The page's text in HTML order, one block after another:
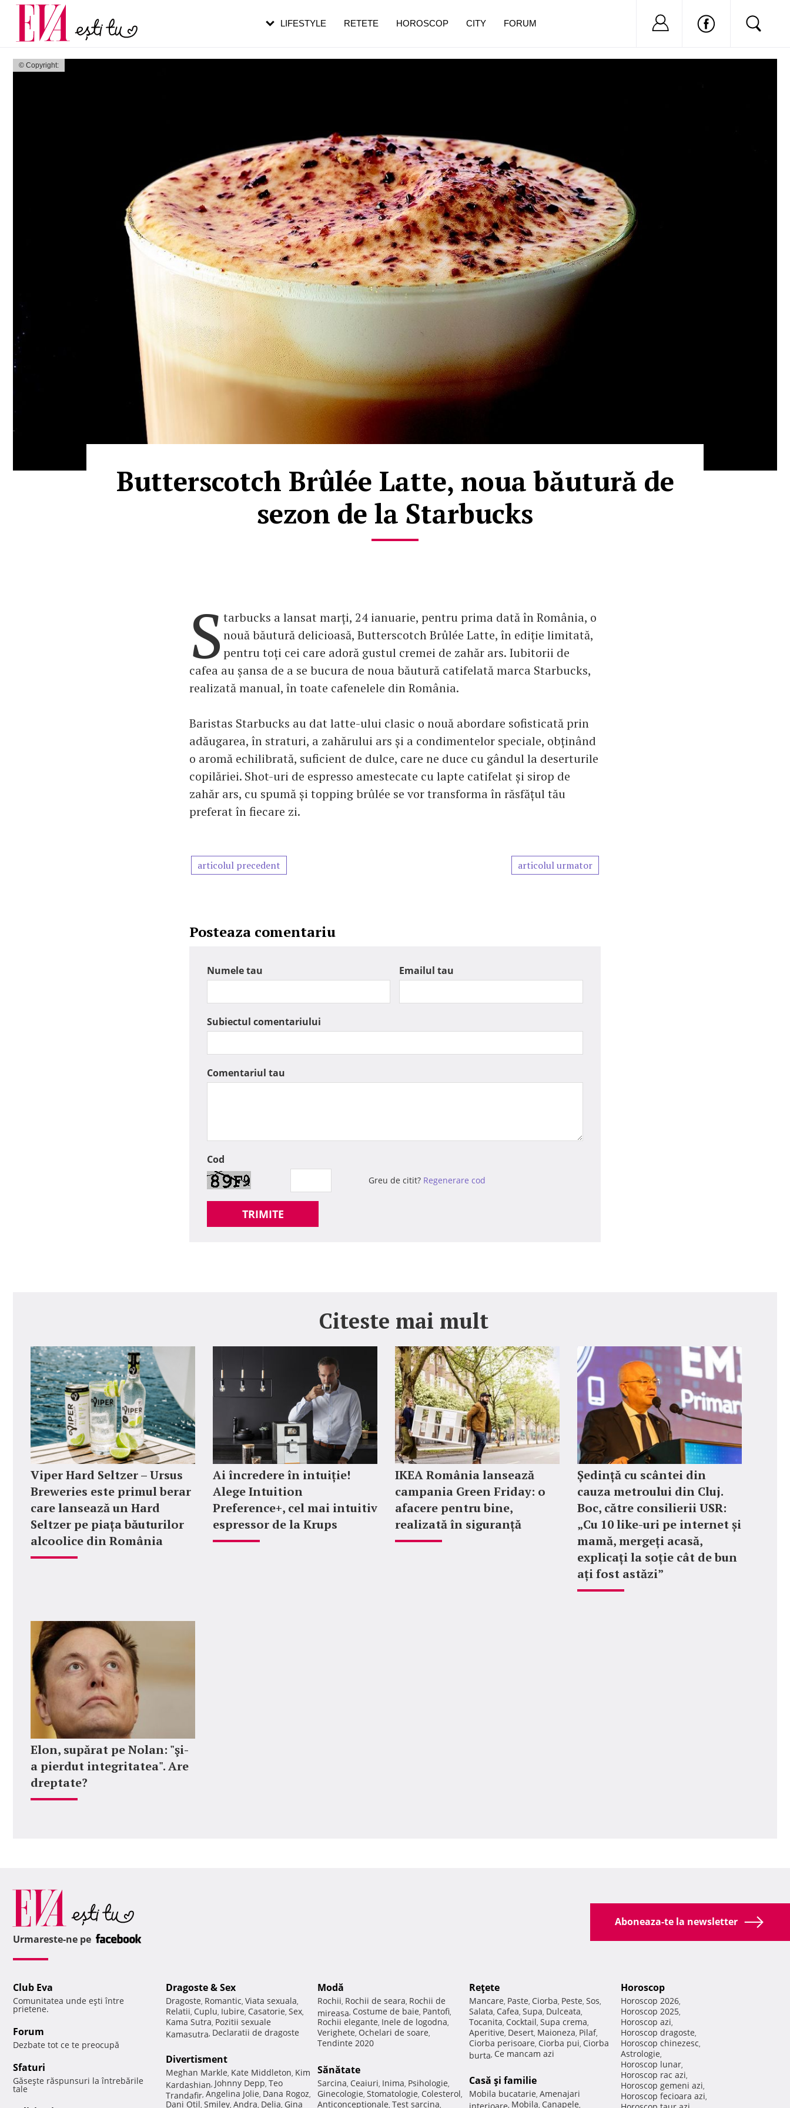
© Copyright:
Butterscotch Brûlée Latte, noua băutură de
sezon de la Starbucks
S tarbucks a lansat marți, 24 ianuarie, pentru prima dată în România, o
nouă băutură delicioasă, Butterscotch Brûlée Latte, în ediție limitată,
pentru toți cei care adoră gustul cremei de zahăr ars. Iubitorii de
cafea au șansa de a se bucura de noua băutură catifelată marca Starbucks,
realizată manual, în toate cafenelele din România.
Baristas Starbucks au dat latte-ului clasic o nouă abordare sofisticată prin
adăugarea, în straturi, a zahărului ars și a condimentelor speciale, obținând
o aromă echilibrată, suficient de dulce, care ne duce cu gândul la deserturile
copilăriei. Shot-uri de espresso amestecate cu lapte catifelat și sirop de
zahăr ars, cu spumă și topping brûlée se vor transforma în răsfățul tău
preferat în fiecare zi.
articolul precedent articolul urmator
Posteaza comentariu
Numele tau Emailul tau
Subiectul comentariului
Comentariul tau
Cod
Greu de citit? Regenerare cod
TRIMITE
Citeste mai mult
Viper Hard Seltzer – Ursus
Breweries este primul berar
care lansează un Hard
Seltzer pe piața băuturilor
alcoolice din România
Ai încredere în intuiție!
Alege Intuition
Preference+, cel mai intuitiv
espressor de la Krups
IKEA România lansează
campania Green Friday: o
afacere pentru bine,
realizată în siguranță
Ședință cu scântei din
cauza metroului din Cluj.
Boc, către consilierii USR:
„Cu 10 like-uri pe internet și
mamă, mergeți acasă,
explicați la soție cât de bun
ați fost astăzi”
Elon, supărat pe Nolan: "şi-
a pierdut integritatea". Are
dreptate?
LIFESTYLE RETETE HOROSCOP CITY FORUM Nu ai cont?
Carieră
Actualitate
pe măsură ce înaintezi în vârstă
de dureroasă este investigația
Aboneaza-te la newsletter
Urmareste-ne pe
Club Eva
Comunitatea unde eşti între
prietene.
Forum
Dezbate tot ce te preocupă
Sfaturi
Găseşte răspunsuri la întrebările
tale
Dragoste & Sex
Dragoste, Romantic, Viata sexuala,
Relatii, Cuplu, Iubire, Casatorie, Sex,
Kama Sutra, Pozitii sexuale
Kamasutra, Declaratii de dragoste
Divertisment
Meghan Markle, Kate Middleton, Kim
Kardashian, Johnny Depp, Teo
Trandafir, Angelina Jolie, Dana Rogoz,
Dani Otil, Smiley, Andra, Delia, Gina
Modă
Rochii, Rochii de seara, Rochii de
mireasa, Costume de baie, Pantofi,
Rochii elegante, Inele de logodna,
Verighete, Ochelari de soare,
Tendinte 2020
Sănătate
Sarcina, Ceaiuri, Inima, Psihologie,
Ginecologie, Stomatologie, Colesterol,
Anticonceptionale, Test sarcina,
Reţete
Mancare, Paste, Ciorba, Peste, Sos,
Salata, Cafea, Supa, Dulceata,
Tocanita, Cocktail, Supa crema,
Aperitive, Desert, Maioneza, Pilaf,
Ciorba perisoare, Ciorba pui, Ciorba
burta, Ce mancam azi
Casă şi familie
Mobila bucatarie, Amenajari
interioare, Mobila, Canapele,
Horoscop
Horoscop 2026,
Horoscop 2025,
Horoscop azi,
Horoscop dragoste,
Horoscop chinezesc,
Astrologie,
Horoscop lunar,
Horoscop rac azi,
Horoscop gemeni azi,
Horoscop fecioara azi,